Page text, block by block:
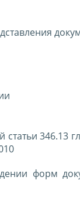
346.13
форм